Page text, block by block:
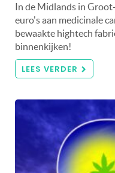
In de Midlands in
euro's aan medicinale
bewaakte hightech
binnenkijken!
LEES VERDER